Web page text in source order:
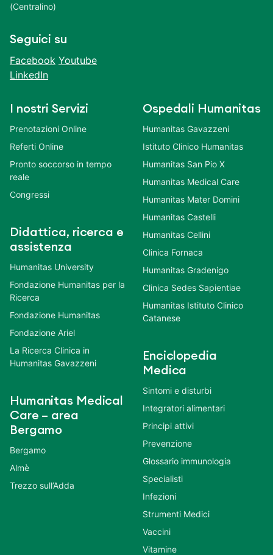
(Centralino)
Seguici su
Facebook Youtube
LinkedIn
I nostri Servizi
Prenotazioni Online
Referti Online
Pronto soccorso in tempo
reale
Congressi
Didattica, ricerca e
assistenza
Humanitas University
Fondazione Humanitas per la
Ricerca
Fondazione Humanitas
Fondazione Ariel
La Ricerca Clinica in
Humanitas Gavazzeni
Humanitas Medical
Care – area
Bergamo
Bergamo
Almè
Trezzo sull’Adda
Ospedali Humanitas
Humanitas Gavazzeni
Istituto Clinico Humanitas
Humanitas San Pio X
Humanitas Medical Care
Humanitas Mater Domini
Humanitas Castelli
Humanitas Cellini
Clinica Fornaca
Humanitas Gradenigo
Clinica Sedes Sapientiae
Humanitas Istituto Clinico
Catanese
Enciclopedia
Medica
Sintomi e disturbi
Integratori alimentari
Principi attivi
Prevenzione
Glossario immunologia
Specialisti
Infezioni
Strumenti Medici
Vaccini
Vitamine